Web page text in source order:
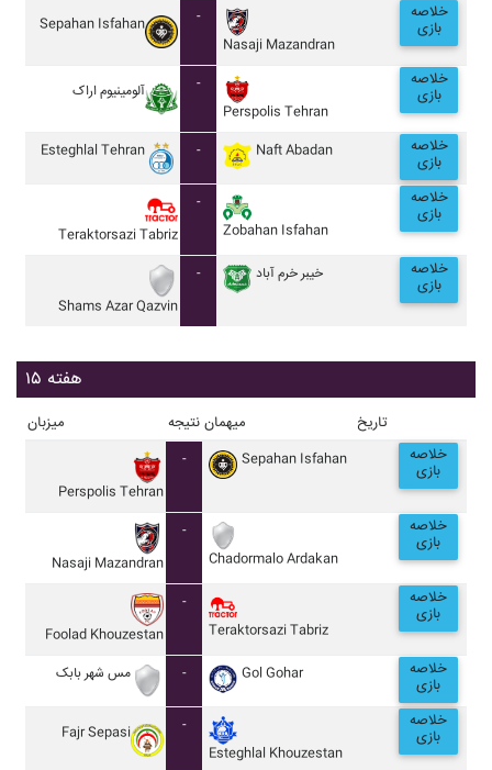
Sepahan Isfahan
-
Nasaji Mazandran
خلاصه
بازی
آلومينيوم اراک
-
Perspolis Tehran
خلاصه
بازی
Esteghlal Tehran - Naft Abadan خلاصه
بازی
Teraktorsazi Tabriz
-
Zobahan Isfahan
خلاصه
بازی
Shams Azar Qazvin
- خيبر خرم آباد خلاصه
بازی
هفته ۱۵
میزبان نتیجه میهمان تاریخ
Perspolis Tehran
- Sepahan Isfahan خلاصه
بازی
Nasaji Mazandran
-
Chadormalo Ardakan
خلاصه
بازی
Foolad Khouzestan
-
Teraktorsazi Tabriz
خلاصه
بازی
مس شهر بابک - Gol Gohar خلاصه
بازی
Fajr Sepasi
-
Esteghlal Khouzestan
خلاصه
بازی